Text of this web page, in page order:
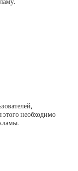
необходимо